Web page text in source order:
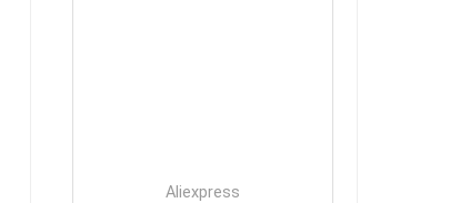
Aliexpress